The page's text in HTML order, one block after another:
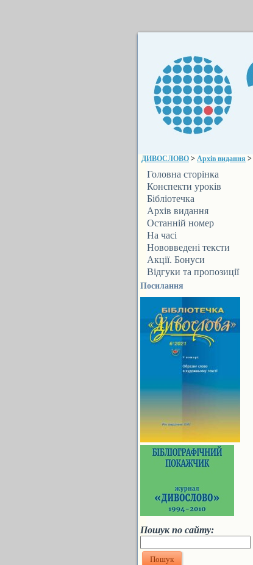
ДИВОСЛОВО > Архів видання >
Головна сторінка
Конспекти уроків
Бібліотечка
ДИВОСЛОВА
Архів видання
Останній номер
На часі
Нововведені тексти
Акції. Бонуси
Відгуки та пропозиції
Посилання
Пошук по сайту: